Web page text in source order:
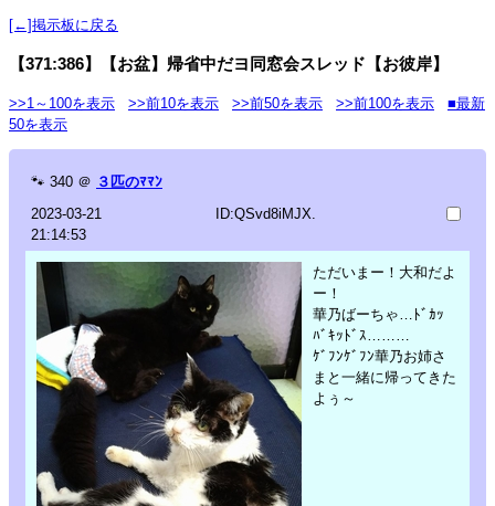
[←]掲示板に戻る
【371:386】【お盆】帰省中だヨ同窓会スレッド【お彼岸】
>>1～100を表示 >>前10を表示 >>前50を表示 >>前100を表示
■最新
50を表示
🐾 340 ＠ ３匹のﾏﾏﾝ
2023-03-21
21:14:53
ID:QSvd8iMJX.
ただいまー！大和だよ
ー！
華乃ばーちゃ…ﾄﾞｶｯ
ﾊﾞｷｯﾄﾞｽ………
ｹﾞﾌﾝｹﾞﾌﾝ華乃お姉さ
まと一緒に帰ってきた
よぅ～